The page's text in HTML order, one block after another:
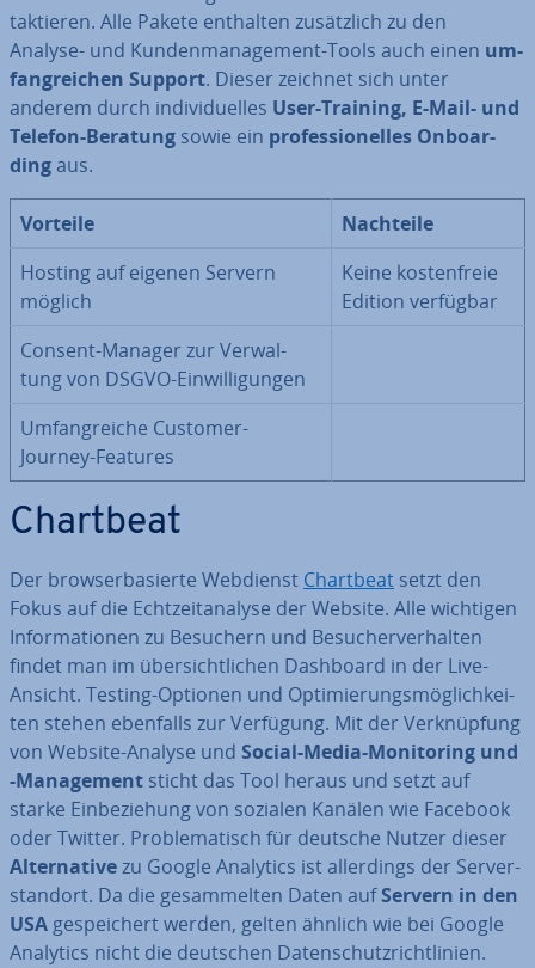
tak­tie­ren. Alle Pakete enthalten zu­sätz­lich zu den
Analyse- und Kun­den­ma­nage­ment-Tools auch einen um­
fang­rei­chen Support. Dieser zeichnet sich unter
anderem durch in­di­vi­du­el­les User-Training, E-Mail- und
Telefon-Beratung sowie ein pro­fes­sio­nel­les On­boar­
dingaus.
Vorteile
Nachteile
Hosting auf eigenen Servern
möglich
Keine kos­ten­freie
Edition verfügbar
Consent-Manager zur Ver­wal­
tung von DSGVO-Ein­wil­li­gun­gen
Um­fang­rei­che Customer-
Journey-Features
Chartbeat
Der brow­ser­ba­sier­te Webdienst Chartbeat setzt den
Fokus auf die Echt­zeit­ana­ly­se der Website. Alle wichtigen
In­for­ma­tio­nen zu Besuchern und Be­su­cher­ver­hal­ten
findet man im über­sicht­li­chen Dashboard in der Live-
Ansicht. Testing-Optionen und Op­ti­mie­rungs­mög­lich­kei­
ten stehen ebenfalls zur Verfügung. Mit der Ver­knüp­fung
von Website-Analyse und Social-Media-Mo­ni­to­ring und
-Ma­nage­ment sticht das Tool heraus und setzt auf
starke Ein­be­zie­hung von sozialen Kanälen wie Facebook
oder Twitter. Pro­ble­ma­tisch für deutsche Nutzer dieser
Al­ter­na­ti­vezu Google Analytics ist al­ler­dings der Ser­ver­
stand­ort. Da die ge­sam­mel­ten Daten aufServern in den
USA ge­spei­chert werden, gelten ähnlich wie bei Google
Analytics nicht die deutschen Da­ten­schutz­richt­li­ni­en.